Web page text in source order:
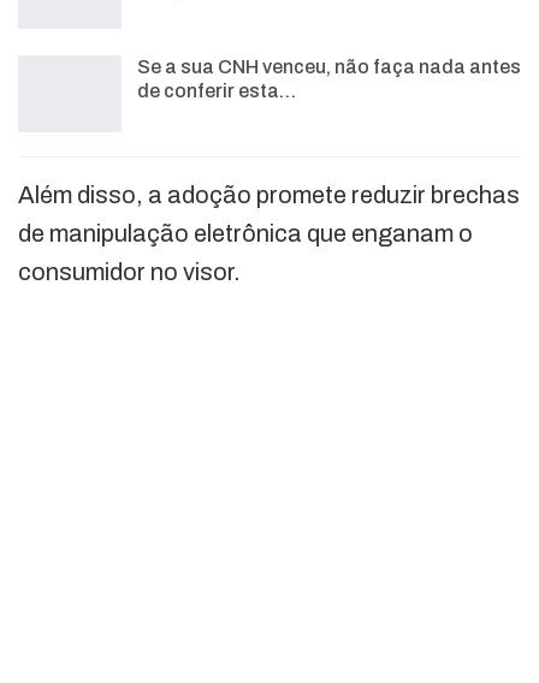
Se a sua CNH venceu, não faça nada antes
de conferir esta…
Além disso, a adoção promete reduzir brechas
de manipulação eletrônica que enganam o
consumidor no visor.